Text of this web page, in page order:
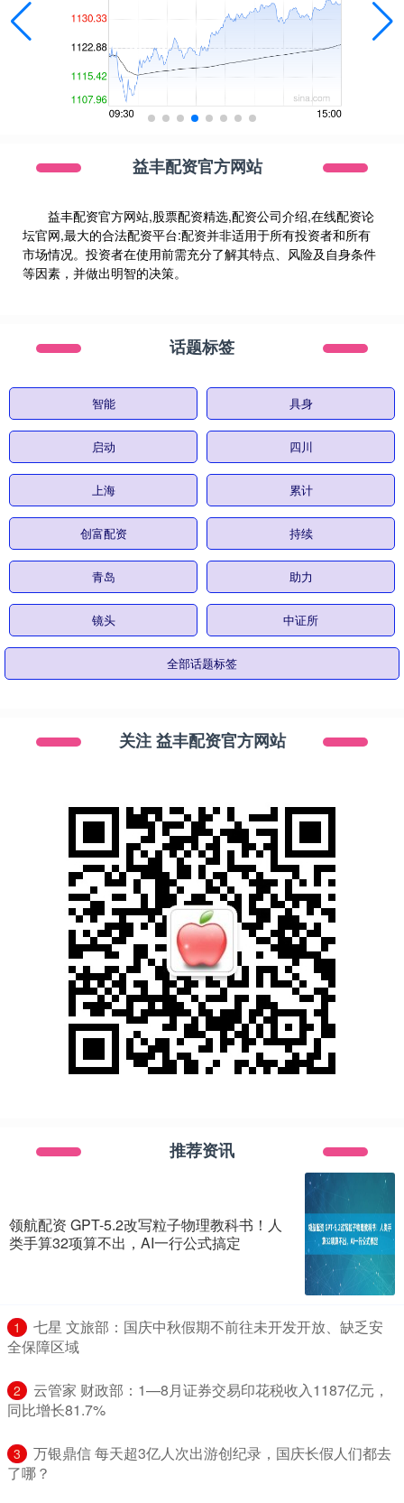
益丰配资官方网站
益丰配资官方网站,股票配资精选,配资公司介绍,在线配资论
坛官网,最大的合法配资平台:配资并非适用于所有投资者和所有
市场情况。投资者在使用前需充分了解其特点、风险及自身条件
等因素，并做出明智的决策。
话题标签
智能 具身
启动 四川
上海 累计
创富配资 持续
青岛 助力
镜头 中证所
全部话题标签
关注 益丰配资官方网站
推荐资讯
领航配资 GPT-5.2改写粒子物理教科书！人
类手算32项算不出，AI一行公式搞定
1
​七星 文旅部：国庆中秋假期不前往未开发开放、缺乏安
全保障区域
2
​云管家 财政部：1—8月证券交易印花税收入1187亿元，
同比增长81.7%
3
​万银鼎信 每天超3亿人次出游创纪录，国庆长假人们都去
了哪？